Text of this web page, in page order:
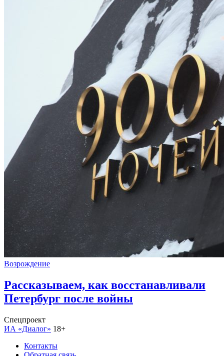
Возрождение
Рассказываем, как восстанавливали
Петербург после войны
Спецпроект
ИА «Диалог» 18+
Контакты